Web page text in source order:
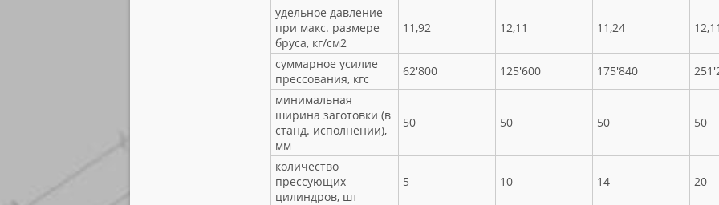
удельное давление
при макс. размере
бруса, кг/см2
11,92 12,11 11,24
суммарное усилие
прессования, кгс
62'800 125'600 175'840
минимальная
ширина заготовки (в
станд. исполнении),
мм
50 50 50 50
количество
прессующих
цилиндров, шт
5 10 14 20